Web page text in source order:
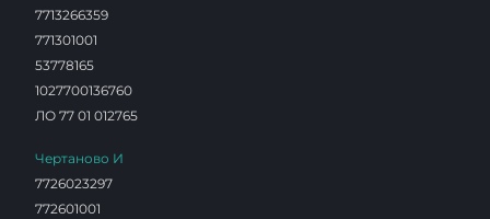
7713266359
771301001
53778165
1027700136760
ЛО 77 01 012765
Чертаново И
7726023297
772601001